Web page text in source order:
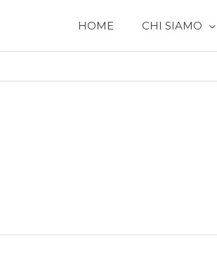
HOME CHI SIAMO